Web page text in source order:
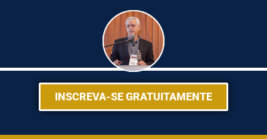
INSCREVA-SE GRATUITAMENTE